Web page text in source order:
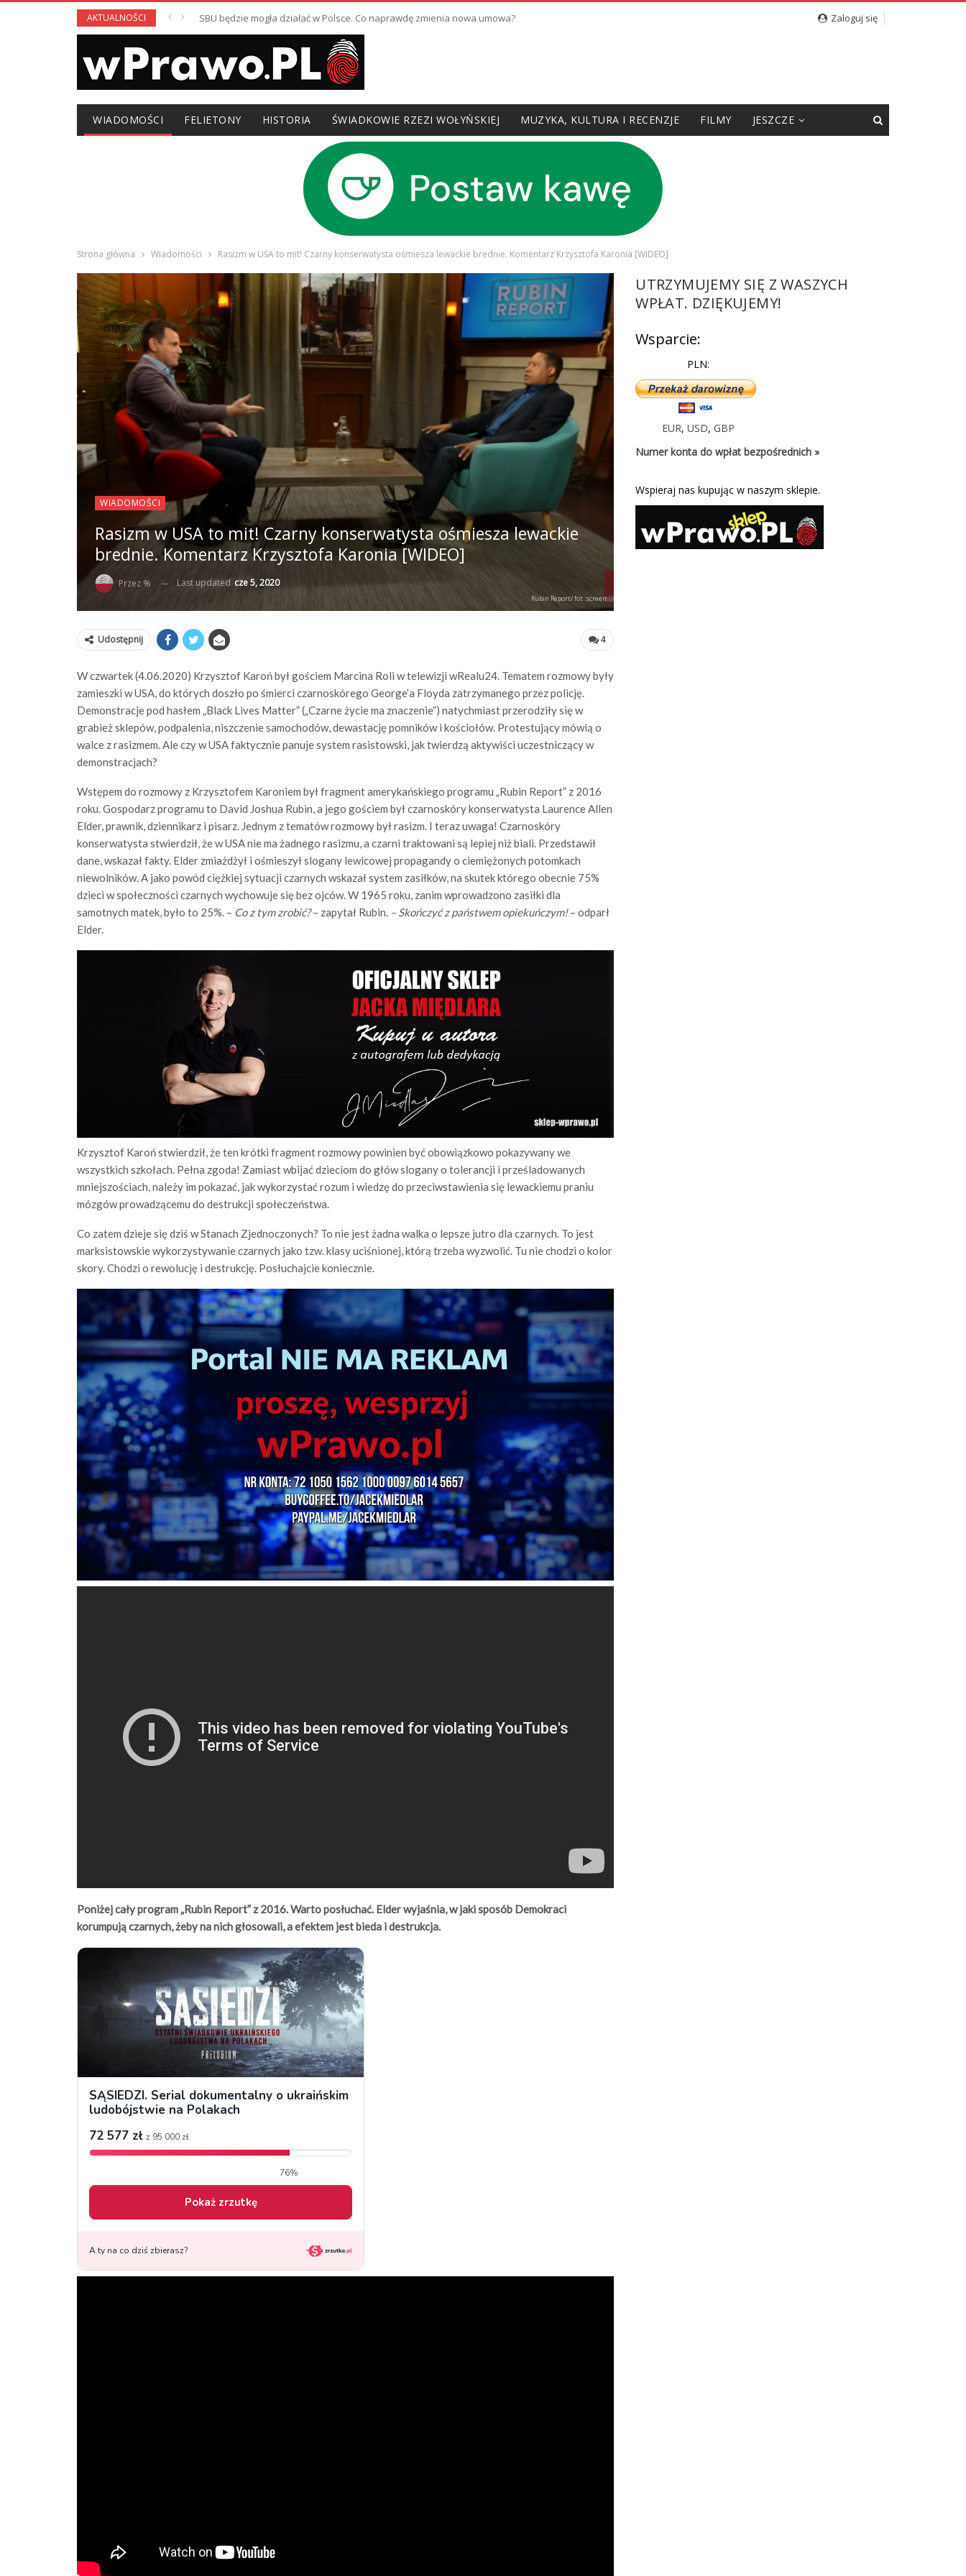
AKTUALNOŚCI SBU będzie mogła działać w Polsce. Co naprawdę zmienia nowa umowa? Zaloguj się
WIADOMOŚCI FELIETONY HISTORIA ŚWIADKOWIE RZEZI WOŁYŃSKIEJ MUZYKA, KULTURA I RECENZJE FILMY JESZCZE
Strona główna Wiadomości Rasizm w USA to mit! Czarny konserwatysta ośmiesza lewackie brednie. Komentarz Krzysztofa Karonia [WIDEO]
WIADOMOŚCI
Rasizm w USA to mit! Czarny konserwatysta ośmiesza lewackie
brednie. Komentarz Krzysztofa Karonia [WIDEO]
Przez % Last updated cze 5, 2020
Rubin Report/ fot. screen
4
Udostępnij
W czwartek (4.06.2020) Krzysztof Karoń był gościem Marcina Roli w telewizji wRealu24. Tematem rozmowy były
zamieszki w USA, do których doszło po śmierci czarnoskórego George’a Floyda zatrzymanego przez policję.
Demonstracje pod hasłem „Black Lives Matter” („Czarne życie ma znaczenie”) natychmiast przerodziły się w
grabież sklepów, podpalenia, niszczenie samochodów, dewastację pomników i kościołów. Protestujący mówią o
walce z rasizmem. Ale czy w USA faktycznie panuje system rasistowski, jak twierdzą aktywiści uczestniczący w
demonstracjach?
Wstępem do rozmowy z Krzysztofem Karoniem był fragment amerykańskiego programu „Rubin Report” z 2016
roku. Gospodarz programu to David Joshua Rubin, a jego gościem był czarnoskóry konserwatysta Laurence Allen
Elder, prawnik, dziennikarz i pisarz. Jednym z tematów rozmowy był rasizm. I teraz uwaga! Czarnoskóry
konserwatysta stwierdził, że w USA nie ma żadnego rasizmu, a czarni traktowani są lepiej niż biali. Przedstawił
dane, wskazał fakty. Elder zmiażdżył i ośmieszył slogany lewicowej propagandy o ciemiężonych potomkach
niewolników. A jako powód ciężkiej sytuacji czarnych wskazał system zasiłków, na skutek którego obecnie 75%
dzieci w społeczności czarnych wychowuje się bez ojców. W 1965 roku, zanim wprowadzono zasiłki dla
samotnych matek, było to 25%. – Co z tym zrobić?– zapytał Rubin. – Skończyć z państwem opiekuńczym!– odparł
Elder.
Krzysztof Karoń stwierdził, że ten krótki fragment rozmowy powinien być obowiązkowo pokazywany we
wszystkich szkołach. Pełna zgoda! Zamiast wbijać dzieciom do głów slogany o tolerancji i prześladowanych
mniejszościach, należy im pokazać, jak wykorzystać rozum i wiedzę do przeciwstawienia się lewackiemu praniu
mózgów prowadzącemu do destrukcji społeczeństwa.
Co zatem dzieje się dziś w Stanach Zjednoczonych? To nie jest żadna walka o lepsze jutro dla czarnych. To jest
marksistowskie wykorzystywanie czarnych jako tzw. klasy uciśnionej, którą trzeba wyzwolić. Tu nie chodzi o kolor
skory. Chodzi o rewolucję i destrukcję. Posłuchajcie koniecznie.
Poniżej cały program „Rubin Report” z 2016. Warto posłuchać. Elder wyjaśnia, w jaki sposób Demokraci
korumpują czarnych, żeby na nich głosowali, a efektem jest bieda i destrukcja.
UTRZYMUJEMY SIĘ Z WASZYCH
WPŁAT. DZIĘKUJEMY!
Wsparcie:
PLN:
EUR,USD,GBP
Numer konta do wpłat bezpośrednich »
Wspieraj nas kupując w naszym sklepie.